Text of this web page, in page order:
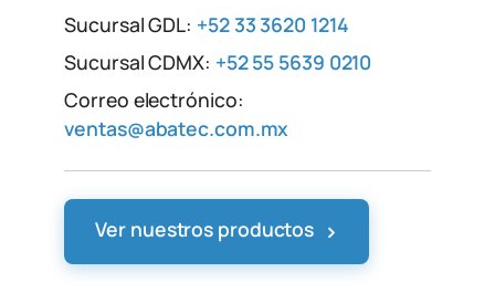
Sucursal GDL: +52 33 3620 1214
Sucursal CDMX: +52 55 5639 0210
Correo electrónico:
ventas@abatec.com.mx
Ver nuestros productos ›